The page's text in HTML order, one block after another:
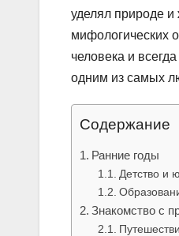
уделял природе
мифологических
человека и
одним из самых
Содержание
Ранние годы
Детство и
Знакомство с